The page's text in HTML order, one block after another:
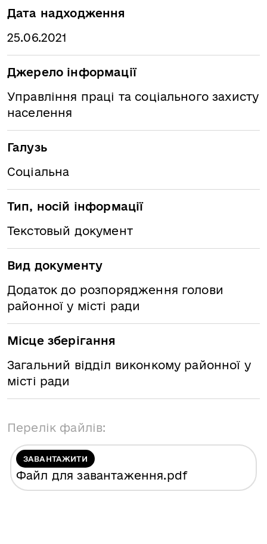
Дата надходження
25.06.2021
Джерело інформації
Управління праці та соціального захисту
населення
Галузь
Соціальна
Тип, носій інформації
Текстовый документ
Вид документу
Додаток до розпорядження голови
районної у місті ради
Місце зберігання
Загальний відділ виконкому районної у
місті ради
Перелік файлів:
ЗАВАНТАЖИТИ
Файл для завантаження.pdf